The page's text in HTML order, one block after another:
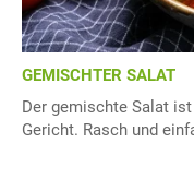
GEMISCHTER SALAT
Der gemischte Salat
Gericht. Rasch und